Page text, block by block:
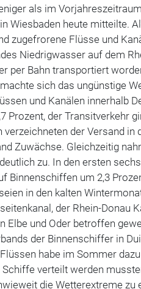
als im
Wiesbaden heute mitteilte.
zugefrorene Flüsse und
Niedrigwasser auf dem
per Bahn transportiert
sich das ungünstige
und Kanälen innerhalb
Prozent, der Transitverkehr
verzeichneten der Versand in
Zuwächse. Gleichzeitig
zu. In den ersten
Binnenschiffen um 2,3
in den kalten
der Rhein-Donau
Elbe und Oder betroffen
der Binnenschiffer in
habe im Sommer
verteilt werden
die Wetterextreme zu